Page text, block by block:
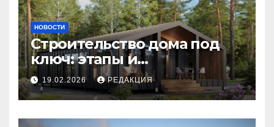
НОВОСТИ
Строительство дома под
ключ: этапы и
планирование бюджета
19.02.2026 РЕДАКЦИЯ